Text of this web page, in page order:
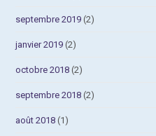
septembre 2019 (2)
janvier 2019 (2)
octobre 2018 (2)
septembre 2018 (2)
août 2018 (1)